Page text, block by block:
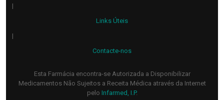
|
Links Úteis
|
Contacte-nos
Esta Farmácia encontra-se Autorizada a Disponibilizar
Medicamentos Não Sujeitos a Receita Médica através da Internet
pelo Infarmed, I.P.